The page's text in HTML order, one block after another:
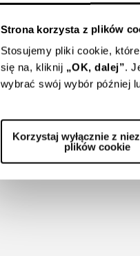
Strona korzysta z plików
Stosujemy pliki cookie,
się na, kliknij „OK, dalej”.
wybrać swój wybór później
Korzystaj wyłącznie z
plików cookie